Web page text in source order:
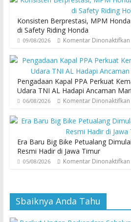
Konsisten Berprestasi, MPM
di Safety Riding Honda
09/08/2026 Komentar Dinonaktifkan
Pengadaan Kapal PPA Perkuat
Udara TNI AL Hadapi Ancaman
06/08/2026 Komentar Dinonaktifkan
Era Baru Big Bike Petualang
Resmi Hadir di Jawa Timur
05/08/2026 Komentar Dinonaktifkan
Sbaiknya Anda Tahu